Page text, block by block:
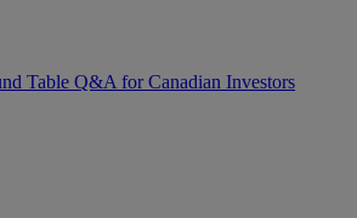
Table Q&A for Canadian Investors